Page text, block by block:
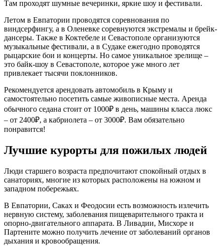
Там проходят шумные вечеринки, яркие шоу и фестивали.
Летом в Евпатории проводятся соревнования по
виндсерфингу, а в Оленевке соревнуются экстремалы и брейк-
дансеры. Также в Коктебеле и Севастополе организуются
музыкальные фестивали, а в Судаке ежегодно проводятся
рыцарские бои и концерты. Но самое уникальное зрелище –
это байк-шоу в Севастополе, которое уже много лет
привлекает тысячи поклонников.
Рекомендуется арендовать автомобиль в Крыму и
самостоятельно посетить самые живописные места. Аренда
обычного седана стоит от 1000₽ в день, машины класса люкс
– от 2400₽, а кабриолета – от 3000₽. Вам обязательно
понравится!
Лучшие курорты для пожилых людей
Люди старшего возраста предпочитают спокойный отдых в
санаториях, многие из которых расположены на южном и
западном побережьях.
В Евпатории, Саках и Феодосии есть возможность излечить
нервную систему, заболевания пищеварительного тракта и
опорно-двигательного аппарата. В Ливадии, Мисхоре и
Партените можно получить лечение от заболеваний органов
дыхания и кровообращения.